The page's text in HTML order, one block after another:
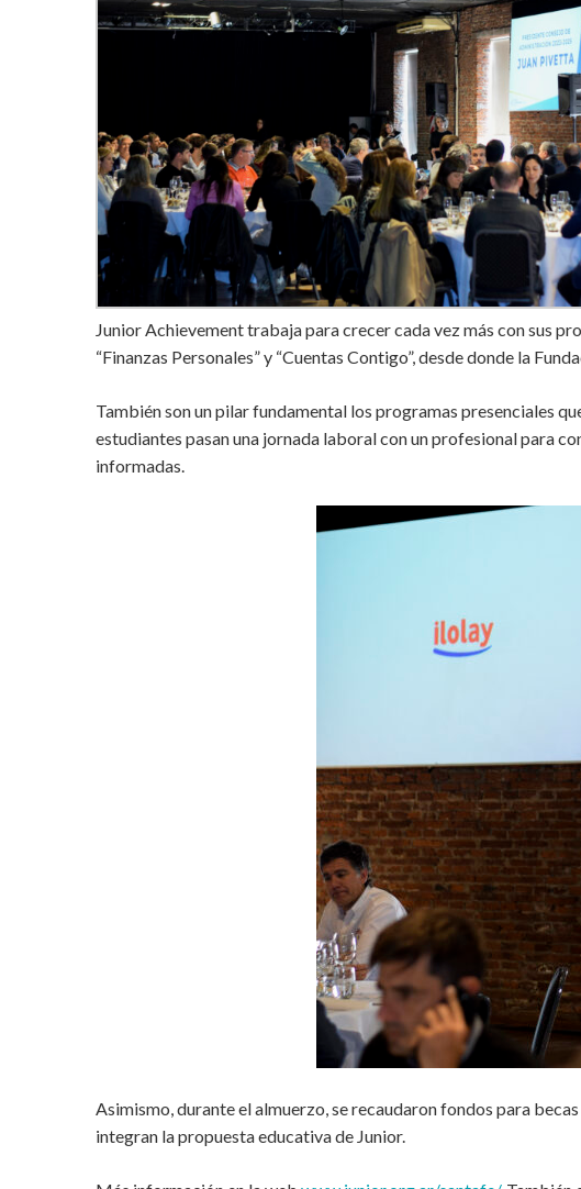
Junior Achievement trabaja para crecer cada vez más con sus
“Finanzas Personales” y “Cuentas Contigo”, desde donde la
También son un pilar fundamental los programas presenciales
estudiantes pasan una jornada laboral con un profesional para
informadas.
Asimismo, durante el almuerzo, se recaudaron fondos para
integran la propuesta educativa de Junior.